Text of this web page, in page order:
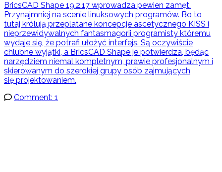
BricsCAD Shape 19.2.17 wprowadza pewien zamęt.
Przynajmniej na scenie linuksowych programów. Bo to
tutaj królują przeplatane koncepcje ascetycznego KISS i
nieprzewidywalnych fantasmagorii programisty któremu
wydaje się, że potrafi ułożyć interfejs. Są oczywiście
chlubne wyjątki, a BricsCAD Shape je potwierdza, będąc
narzędziem niemal kompletnym, prawie profesjonalnym i
skierowanym do szerokiej grupy osób zajmujących
się projektowaniem.
Comment: 1